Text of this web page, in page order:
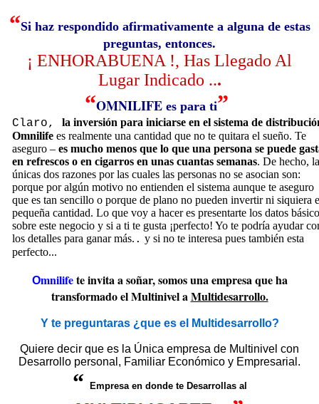
“Si haz respondido afirmativamente a alguna de estas
preguntas, entonces.
¡ ENHORABUENA !, Has Llegado Al
Lugar Indicado ...
“OMNILIFE es para ti”
Claro,la inversión para iniciarse en el sistema de
Omnilife es realmente una cantidad que no te quitara el sueño. Te
aseguro –es mucho menos que lo que una persona se puede
en refrescos o en cigarros en unas cuantas semanas. De hecho,
únicas dos razones por las cuales las personas no se asocian son:
porque por algún motivo no entienden el sistema aunque te aseguro
que es tan sencillo o porque de plano no pueden invertir ni siquiera
pequeña cantidad. Lo que voy a hacer es presentarte los datos
sobre este negocio y si a ti te gusta ¡perfecto! Yo te podría ayudar
los detalles para ganar más. . y si no te interesa pues también esta
perfecto...
Omnilifete invita a soñar, somos una empresa que ha
transformado el Multinivel aMultidesarrollo.
Y te preguntaras ¿que es el Multidesarrollo?
Quiere decir que es la Única empresa de Multinivel con
Desarrollo personal, Familiar Económico y Empresarial.
“ Empresa en donde te Desarrollas al